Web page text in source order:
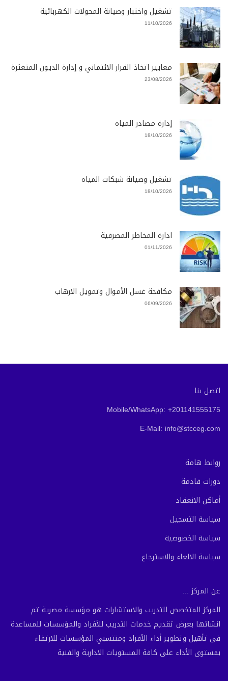
تشغيل واختبار وصيانة المحولات الكهربائية
11/10/2026
معايير اتخاذ القرار الائتماني و إدارة الديون المتعثرة
23/08/2026
إدارة مصادر المياه
18/10/2026
تشغيل وصيانة شبكات المياه
18/10/2026
ادارة المخاطر المصرفية
01/11/2026
مكافحة غسل الأموال وتمويل الارهاب
06/09/2026
اتصل بنا
Mobile/WhatsApp: +201141555175
E-Mail: info@stcceg.com
روابط هامة
دورات قادمة
أماكن الانعقاد
سياسة التسجيل
سياسة الخصوصية
سياسة الالغاء والاسترجاع
عن المركز ...
المركز المتخصص للتدريب والاستشارات هو مؤسسة مصرية تم
انشائها بغرض تقديم خدمات التدريب للأفراد والمؤسسات للمساعدة
فى تأهيل وتطوير أداء الأفراد ومنتسبي المؤسسات للارتقاء
بمستوى الأداء على كافة المستويات الادارية والفنية